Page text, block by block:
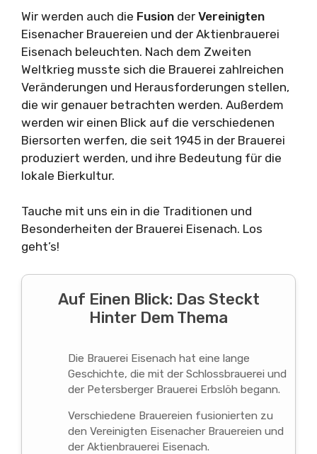
Wir werden auch die Fusion der Vereinigten
Eisenacher Brauereien und der Aktienbrauerei
Eisenach beleuchten. Nach dem Zweiten
Weltkrieg musste sich die Brauerei zahlreichen
Veränderungen und Herausforderungen stellen,
die wir genauer betrachten werden. Außerdem
werden wir einen Blick auf die verschiedenen
Biersorten werfen, die seit 1945 in der Brauerei
produziert werden, und ihre Bedeutung für die
lokale Bierkultur.
Tauche mit uns ein in die Traditionen und
Besonderheiten der Brauerei Eisenach. Los
geht’s!
Auf Einen Blick: Das Steckt
Hinter Dem Thema
Die Brauerei Eisenach hat eine lange
Geschichte, die mit der Schlossbrauerei und
der Petersberger Brauerei Erbslöh begann.
Verschiedene Brauereien fusionierten zu
den Vereinigten Eisenacher Brauereien und
der Aktienbrauerei Eisenach.